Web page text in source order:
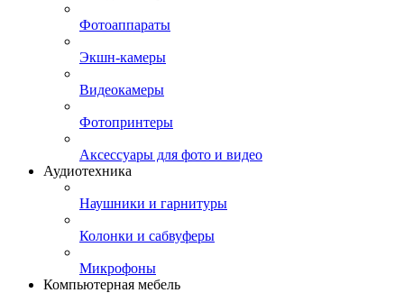
Фотоаппараты
Экшн-камеры
Видеокамеры
Фотопринтеры
Аксессуары для фото и видео
Аудиотехника
Наушники и гарнитуры
Колонки и сабвуферы
Микрофоны
Компьютерная мебель